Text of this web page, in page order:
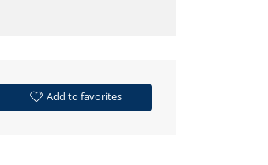
Add to favorites